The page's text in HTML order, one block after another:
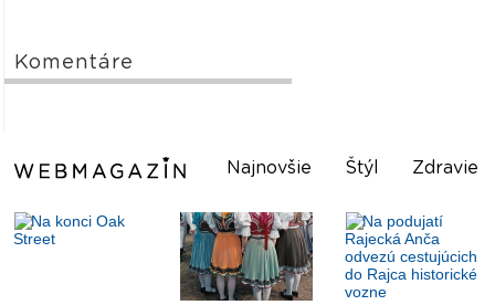
Komentáre
Najnovšie Štýl Zdravie